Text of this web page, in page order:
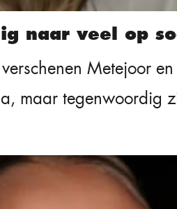
naar veel op
Metejoor
maar tegenwoordig